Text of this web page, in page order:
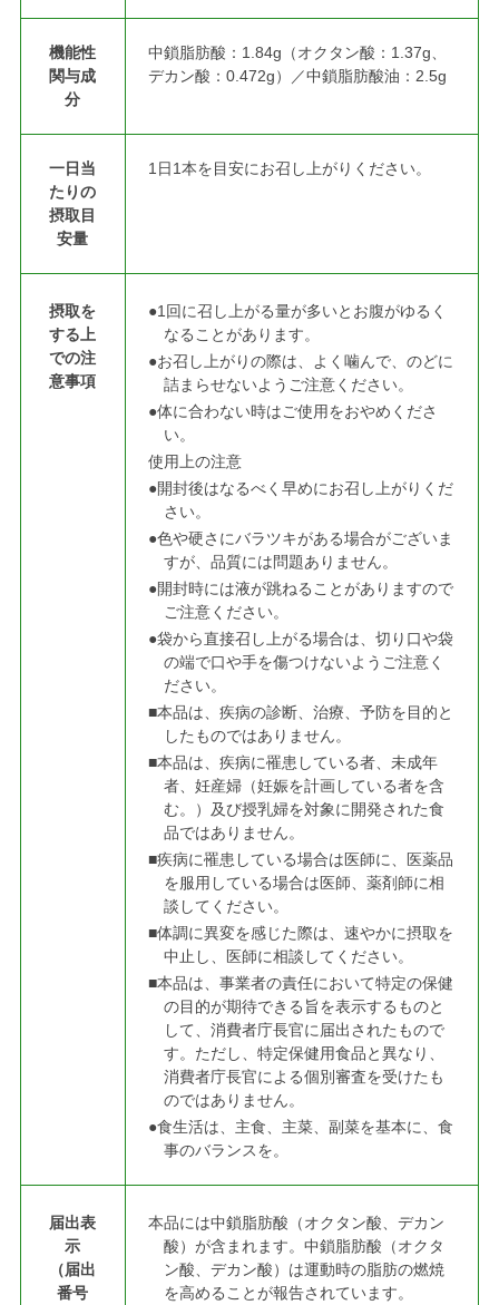
機能性
関与成
分
中鎖脂肪酸：1.84g（オクタン酸：1.37g、
デカン酸：0.472g）／中鎖脂肪酸油：2.5g
一日当
たりの
摂取目
安量
1日1本を目安にお召し上がりください。
摂取を
する上
での注
意事項
●1回に召し上がる量が多いとお腹がゆるく
なることがあります。
●お召し上がりの際は、よく噛んで、のどに
詰まらせないようご注意ください。
●体に合わない時はご使用をおやめくださ
い。
使用上の注意
●開封後はなるべく早めにお召し上がりくだ
さい。
●色や硬さにバラツキがある場合がございま
すが、品質には問題ありません。
●開封時には液が跳ねることがありますので
ご注意ください。
●袋から直接召し上がる場合は、切り口や袋
の端で口や手を傷つけないようご注意く
ださい。
■本品は、疾病の診断、治療、予防を目的と
したものではありません。
■本品は、疾病に罹患している者、未成年
者、妊産婦（妊娠を計画している者を含
む。）及び授乳婦を対象に開発された食
品ではありません。
■疾病に罹患している場合は医師に、医薬品
を服用している場合は医師、薬剤師に相
談してください。
■体調に異変を感じた際は、速やかに摂取を
中止し、医師に相談してください。
■本品は、事業者の責任において特定の保健
の目的が期待できる旨を表示するものと
して、消費者庁長官に届出されたもので
す。ただし、特定保健用食品と異なり、
消費者庁長官による個別審査を受けたも
のではありません。
●食生活は、主食、主菜、副菜を基本に、食
事のバランスを。
届出表
示
（届出
番号
本品には中鎖脂肪酸（オクタン酸、デカン
酸）が含まれます。中鎖脂肪酸（オクタ
ン酸、デカン酸）は運動時の脂肪の燃焼
を高めることが報告されています。